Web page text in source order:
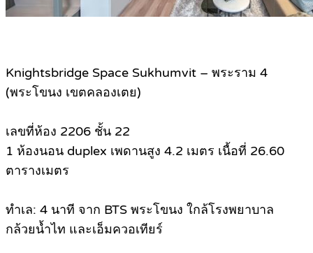
Knightsbridge Space Sukhumvit – พระราม 4
(พระโขนง เขตคลองเตย)
เลขที่ห้อง 2206 ชั้น 22
1 ห้องนอน duplex เพดานสูง 4.2 เมตร เนื้อที่ 26.60
ตารางเมตร
ทำเล: 4 นาที จาก BTS พระโขนง ใกล้โรงพยาบาล
กล้วยน้ำไท และเอ็มควอเทียร์